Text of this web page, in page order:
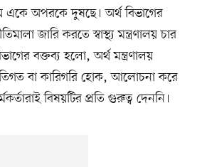
একে অপরকে দুষছে। অর্থ বিভাগের
জারি করতে স্বাস্থ্য মন্ত্রণালয় চার
বক্তব্য হলো, অর্থ মন্ত্রণালয়
বা কারিগরি হোক, আলোচনা করে
বিষয়টির প্রতি গুরুত্ব দেননি।